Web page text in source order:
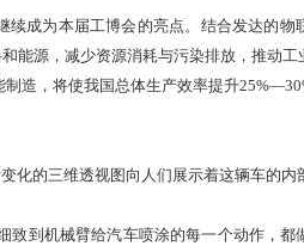
成为本届工博会的亮点。结合发达的物
能源，减少资源消耗与污染排放，推动
造，将使我国总体生产效率提升
化的三维透视图向人们展示着这辆车的
到机械臂给汽车喷涂的每一个动作，都